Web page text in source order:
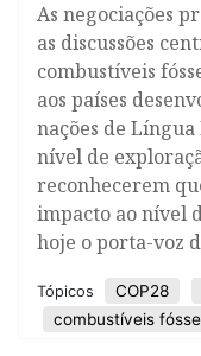
As negociações
as discussões
combustíveis
aos países
nações de
nível de
reconhecerem
impacto ao nível
hoje o porta-voz
Tópicos COP28
combustíveis